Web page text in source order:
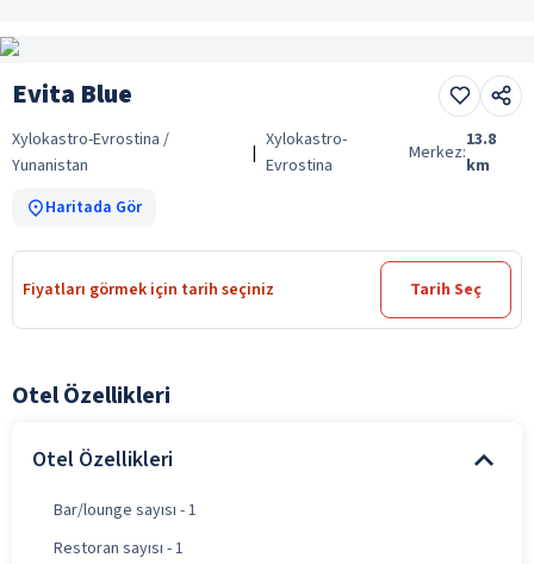
Evita Blue
Xylokastro-Evrostina /
Yunanistan
|
Xylokastro-
Evrostina
Merkez:
13.8
km
Haritada Gör
Fiyatları görmek için tarih seçiniz Tarih Seç
Otel Özellikleri
Otel Özellikleri
Bar/lounge sayısı - 1
Restoran sayısı - 1